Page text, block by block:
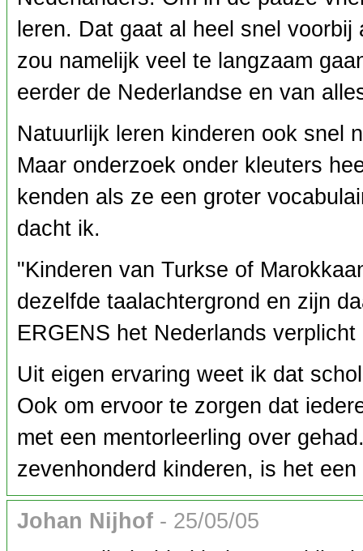
leren. Dat gaat al heel snel
zou namelijk veel te langzaam
eerder de Nederlandse en van
Natuurlijk leren kinderen ook snel
Maar onderzoek onder kleuters
kenden als ze een groter
dacht ik.
"Kinderen van Turkse of
dezelfde taalachtergrond en zijn
ERGENS het Nederlands
Uit eigen ervaring weet ik dat
Ook om ervoor te zorgen dat
met een mentorleerling over
zevenhonderd kinderen, is het
Johan Nijhof - 25/05/05